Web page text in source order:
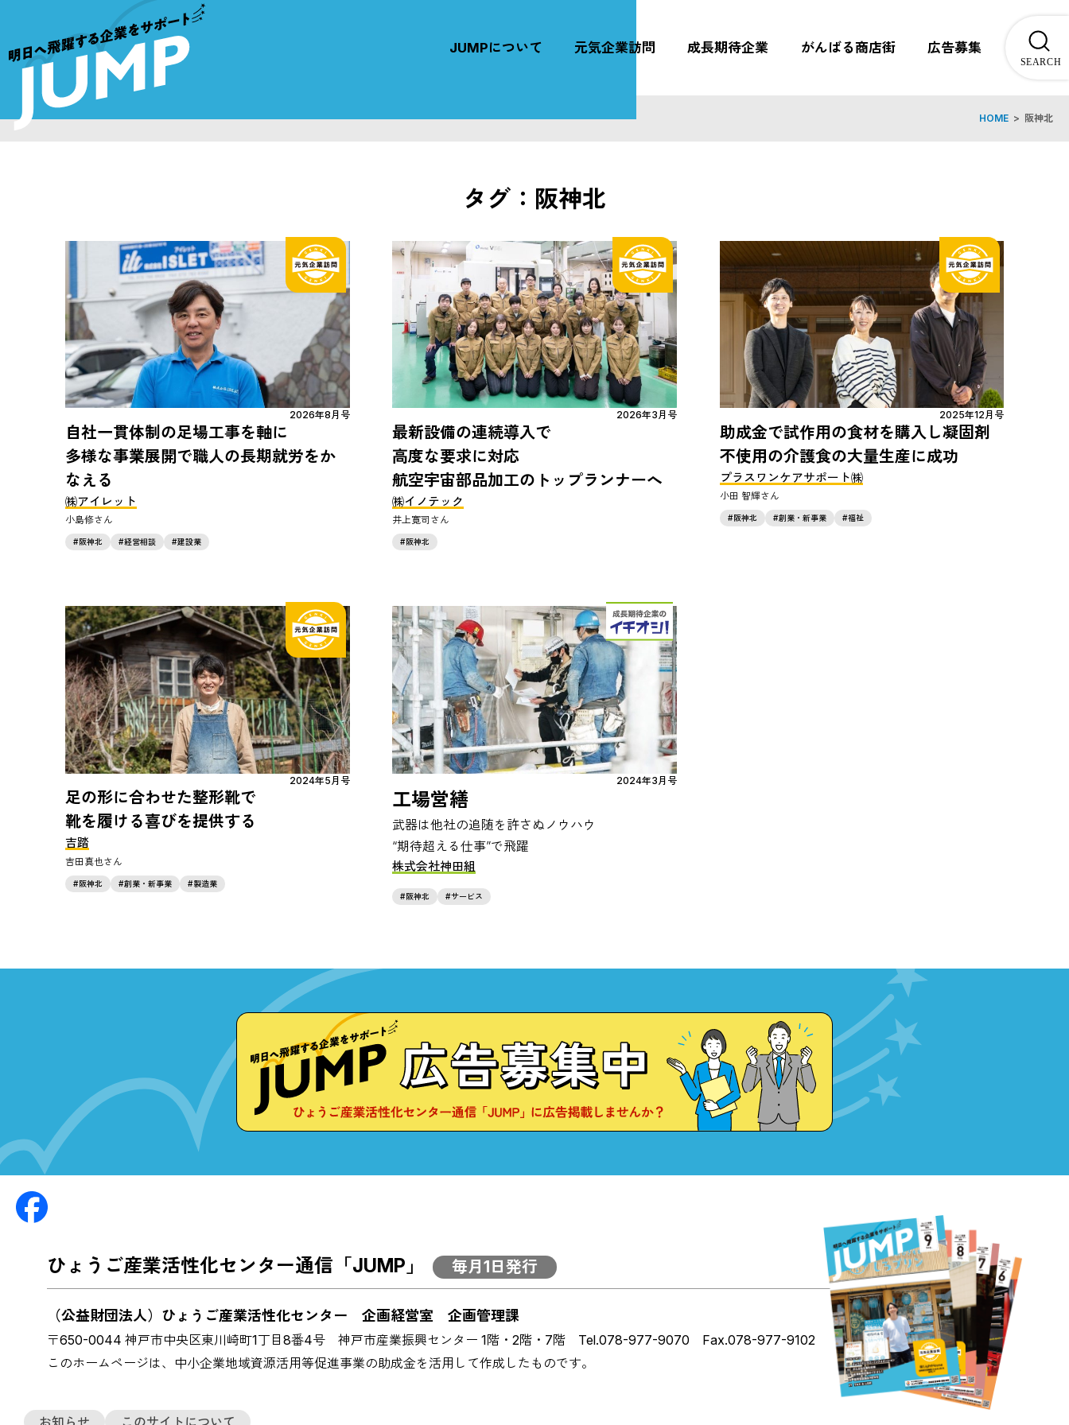
JUMPについて 元気企業訪問 成長期待企業 がんばる商店街 広告募集
HOME > 阪神北
タグ：阪神北
2026年8月号
自社一貫体制の足場工事を軸に
多様な事業展開で職人の長期就労をか
なえる
㈱アイレット
小島修
阪神北 経営相談 建設業
2026年3月号
最新設備の連続導入で
高度な要求に対応
航空宇宙部品加工のトップランナーへ
㈱イノテック
井上寛司
阪神北
2025年12月号
助成金で試作用の食材を購入し凝固剤
不使用の介護食の大量生産に成功
プラスワンケアサポート㈱
小田 智輝
阪神北 創業・新事業 福祉
2024年5月号
足の形に合わせた整形靴で
靴を履ける喜びを提供する
吉踏
吉田真也
阪神北 創業・新事業 製造業
2024年3月号
工場営繕
武器は他社の追随を許さぬノウハウ
“期待超える仕事”で飛躍
株式会社神田組
阪神北 サービス
ひょうご産業活性化センター通信「JUMP」 毎月1日発行
（公益財団法人）ひょうご産業活性化センター 企画経営室 企画管理課
〒650-0044 神戸市中央区東川崎町1丁目8番4号 神戸市産業振興センター 1階・2階・7階 Tel.078-977-9070 Fax.078-977-9102
このホームページは、中小企業地域資源活用等促進事業の助成金を活用して作成したものです。
お知らせ このサイトについて